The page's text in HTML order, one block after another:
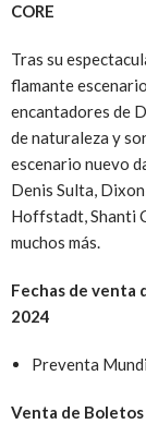
CORE
Tras su
flamante
encantadores de
de naturaleza y
escenario nuevo
Denis Sulta,
Hoffstadt, Shanti
muchos más.
Fechas de venta
2024
Preventa
Venta de